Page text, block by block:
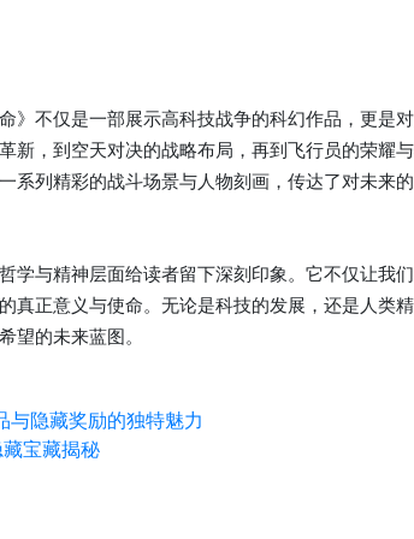
》不仅是一部展示高科技战争的科幻作品，更是
，到空天对决的战略布局，再到飞行员的荣耀与
系列精彩的战斗场景与人物刻画，传达了对未来
学与精神层面给读者留下深刻印象。它不仅让我
真正意义与使命。无论是科技的发展，还是人类
望的未来蓝图。
与隐藏奖励的独特魅力
宝藏揭秘